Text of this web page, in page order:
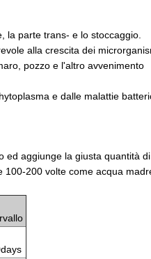
la parte trans- e lo stoccaggio.
alla crescita dei
pozzo e l'altro avvenimento
e dalle malattie
ed aggiunge la giusta quantità
100-200 volte come acqua